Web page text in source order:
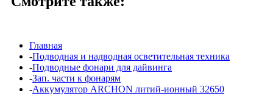
Главная
-Подводная и надводная осветительная техника
-Подводные фонари для дайвинга
-Зап. части к фонарям
-Аккумулятор ARCHON литий-ионный 32650